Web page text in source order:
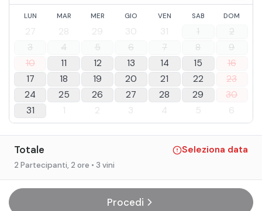
LUN MAR MER GIO VEN SAB DOM
27 28 29 30 31 1
2
3
4 5 6 7 8
9
10
11 12 13 14 15
16
17
18 19 20 21 22
23
24
25 26 27 28 29
30
31
1 2 3 4 5 6
Totale Seleziona data
2 Partecipanti, 2 ore • 3 vini
Procedi